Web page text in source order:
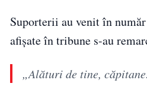
Suporterii au venit în
afișate în tribune s-au
„Alături de tine,